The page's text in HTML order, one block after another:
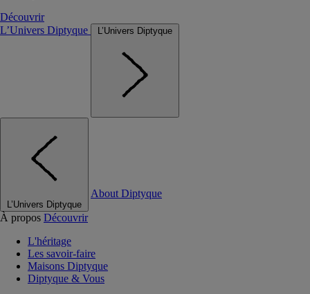
Découvrir
L’Univers Diptyque
L’Univers Diptyque
L’Univers Diptyque
About Diptyque
À propos Découvrir
L'héritage
Les savoir-faire
Maisons Diptyque
Diptyque & Vous